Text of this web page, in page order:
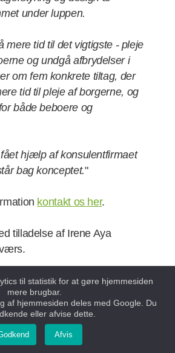
under luppen.
mere tid til det vigtigste - pleje
og undgå afbrydelser i
om fem konkrete tiltag, der
tid til pleje af borgerne, og
både beboere og
hjælp af konsulentfirmaet
bag konceptet."
kontakt os her.
tilladelse af Irene Aya
21, 8830 Tjele (Vi.. | Vis på kort
Send e-mail
Vis website
til statistik for at gøre hjemmesiden
mere brugbar.
af hjemmesiden deles med Google. Du
eller afvise dette.
Afvis